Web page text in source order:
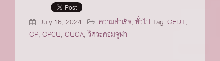
July 16, 2024 ความสำเร็จ,ทั่วไปTag:CEDT,
CP,CPCU,CUCA,วิศวะคอมจุฬา